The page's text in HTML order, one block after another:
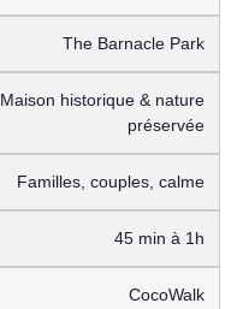
The Barnacle Park
Maison historique & nature
préservée
Familles, couples, calme
45 min à 1h
CocoWalk